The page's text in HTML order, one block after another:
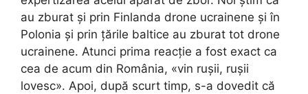
au zburat și prin Finlanda drone ucrainene și în
Polonia și prin țările baltice au zburat tot drone
ucrainene. Atunci prima reacție a fost exact ca
cea de acum din România, «vin rușii, rușii
lovesc». Apoi, după scurt timp, s-a dovedit că